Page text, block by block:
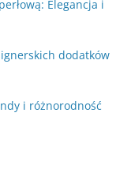
Elegancja i
dodatków
i różnorodność